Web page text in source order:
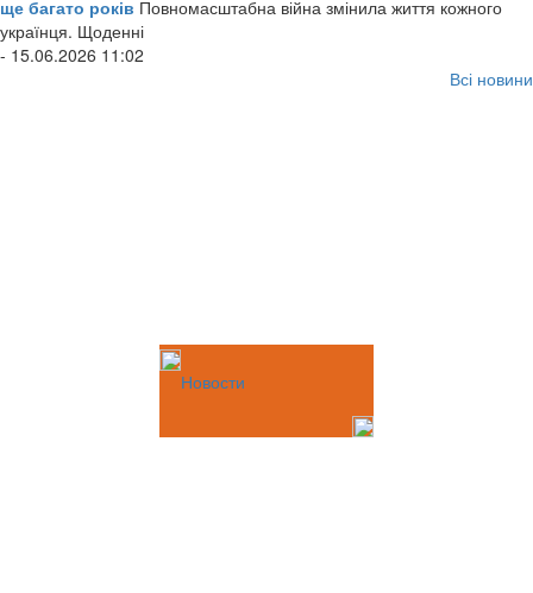
ще багато років Повномасштабна війна змінила життя кожного
українця. Щоденні
- 15.06.2026 11:02
Всі новини
Новости